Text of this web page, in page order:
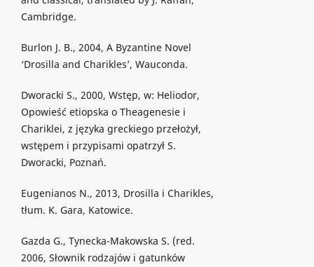
Cambridge.
Burlon J. B., 2004, A Byzantine Novel
‘Drosilla and Charikles’, Wauconda.
Dworacki S., 2000, Wstęp, w: Heliodor,
Opowieść etiopska o Theagenesie i
Chariklei, z języka greckiego przełożył,
wstępem i przypisami opatrzył S.
Dworacki, Poznań.
Eugenianos N., 2013, Drosilla i Charikles,
tłum. K. Gara, Katowice.
Gazda G., Tynecka-Makowska S. (red.
2006, Słownik rodzajów i gatunków